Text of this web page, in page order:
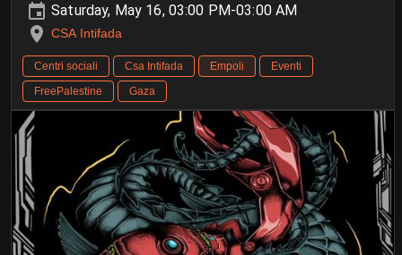
Saturday, May 16, 03:00 PM-03:00 AM
CSA Intifada
Centri sociali Csa Intifada Empoli
Eventi
FreePalestine
Gaza